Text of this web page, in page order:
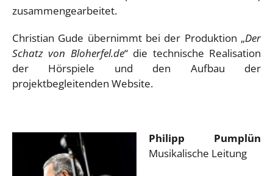
zusammengearbeitet.
Christian Gude übernimmt bei der Produktion „Der
Schatz von Bloherfel.de“ die technische Realisation
der Hörspiele und den Aufbau der
projektbegleitenden Website.
Philipp Pumplün
Musikalische Leitung